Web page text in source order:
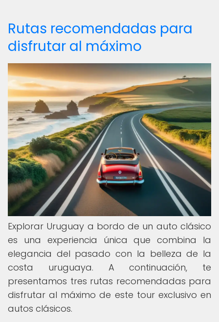
Rutas recomendadas para
disfrutar al máximo
Explorar Uruguay a bordo de un auto clásico
es una experiencia única que combina la
elegancia del pasado con la belleza de la
costa uruguaya. A continuación, te
presentamos tres rutas recomendadas para
disfrutar al máximo de este tour exclusivo en
autos clásicos.